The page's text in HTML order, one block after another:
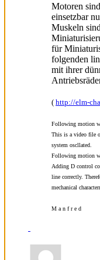
Motoren
einsetzbar
Muskeln
für
folgenden
mit ihrer
( http://elm-
Following motion
This is a video file
system oscllated.
Following motion
Adding D control
line correctly.
mechanical
M a n f r e d